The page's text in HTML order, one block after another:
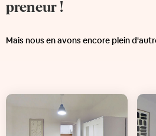
preneur !
Mais nous en avons encore plein